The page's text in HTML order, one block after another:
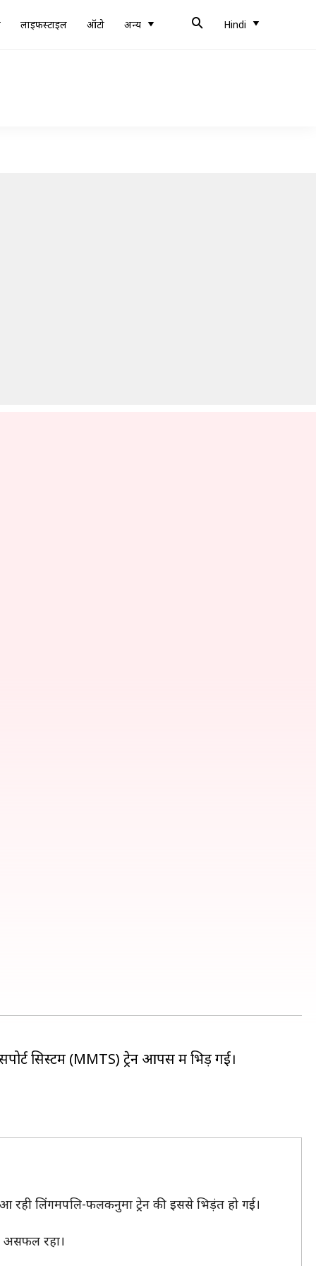
लाइफस्टाइल ऑटो अन्य Hindi
सिस्टम (MMTS) ट्रेन आपस में भिड़ गई।
रही लिंगमपलि-फलकनुमा ट्रेन की इससे भिड़ंत हो गई।
असफल रहा।